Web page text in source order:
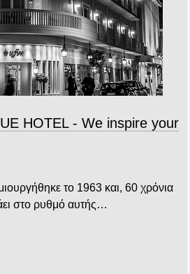
HOTEL - We inspire your
το 1963 και, 60 χρόνια
στο ρυθμό αυτής…